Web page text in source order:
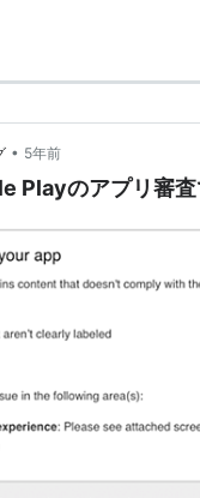
• 5年前
Playのアプリ審